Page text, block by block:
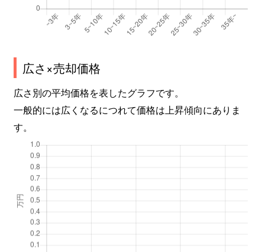
広さ×売却価格
広さ別の平均価格を表したグラフです。
一般的には広くなるにつれて価格は上昇傾向にありま
す。